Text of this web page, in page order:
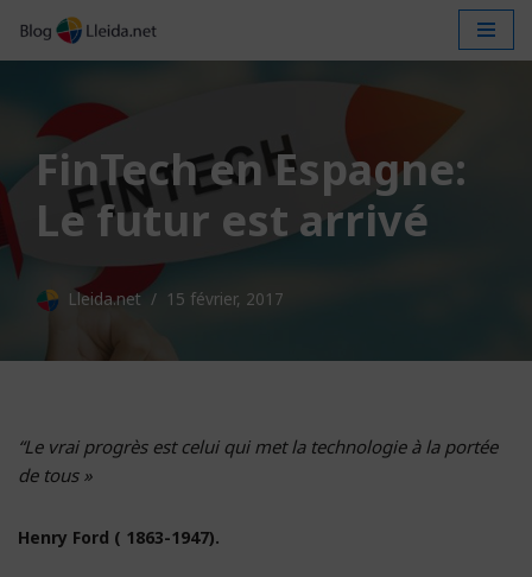
Aller
contenu
FinTech en Espagne:
Le futur est arrivé
Lleida.net 15 février, 2017
“Le vrai progrès est celui qui met la technologie à la portée
de tous »
Henry Ford ( 1863-1947).